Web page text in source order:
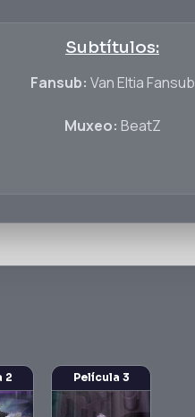
Subtítulos:
Fansub: Van Eltia Fansub
Muxeo: BeatZ
2 Película 3